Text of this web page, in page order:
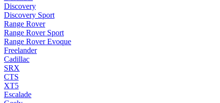
Discovery
Discovery Sport
Range Rover
Range Rover Sport
Range Rover Evoque
Freelander
Cadillac
SRX
CTS
XT5
Escalade